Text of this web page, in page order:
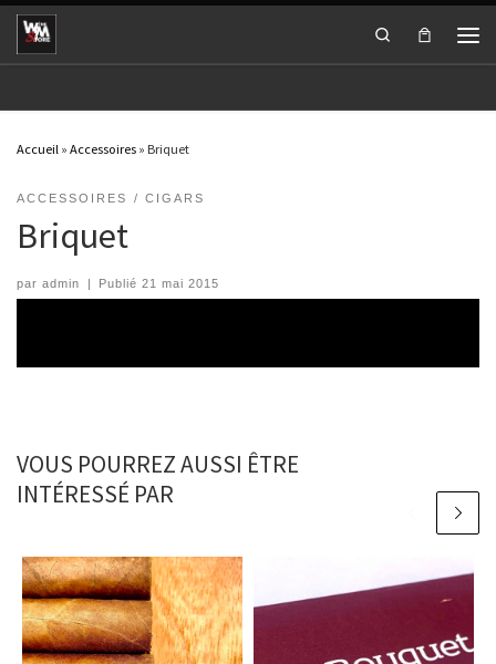
Passer au contenu
Search
Accueil » Accessoires » Briquet
ACCESSOIRES CIGARS
Briquet
par admin Publié21 mai 2015
VOUS POURREZ AUSSI ÊTRE
INTÉRESSÉ PAR